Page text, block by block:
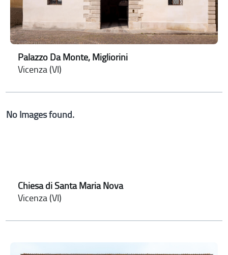
Palazzo Da Monte, Migliorini
Vicenza (VI)
No Images found.
Chiesa di Santa Maria Nova
Vicenza (VI)